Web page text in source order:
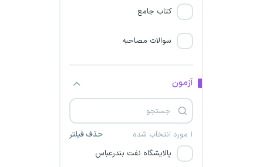
کتاب جامع
سوالات مصاحبه
آزمون
۱ مورد انتخاب شده حذف فیلتر
امام خمینی
شرکت‌ پالایش گاز یادآوران
خلیج فارس
پالایشگاه نفت بندرعباس